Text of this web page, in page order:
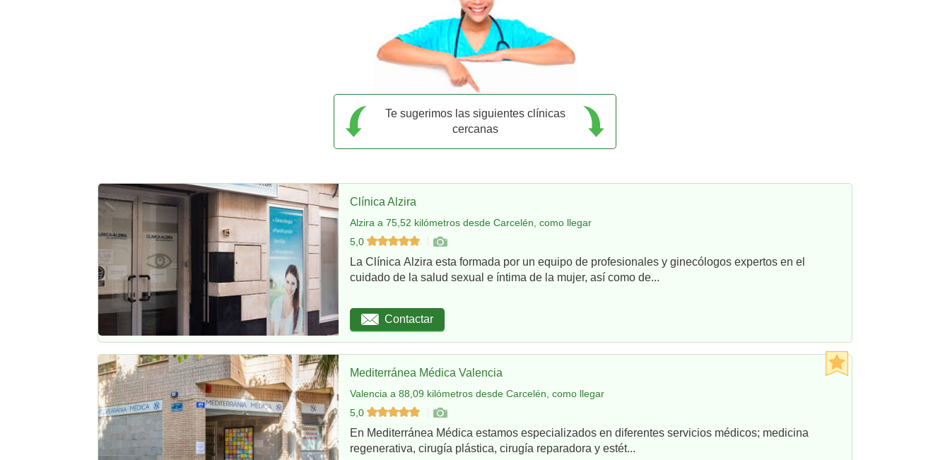
Te sugerimos las siguientes clínicas
cercanas
Clínica Alzira
Alzira a 75,52 kilómetros desde Carcelén, como llegar
5,0
La Clínica Alzira esta formada por un equipo de profesionales y ginecólogos expertos en el
cuidado de la salud sexual e íntima de la mujer, así como de...
Contactar
Mediterránea Médica Valencia
Valencia a 88,09 kilómetros desde Carcelén, como llegar
5,0
En Mediterránea Médica estamos especializados en diferentes servicios médicos; medicina
regenerativa, cirugía plástica, cirugía reparadora y estét...